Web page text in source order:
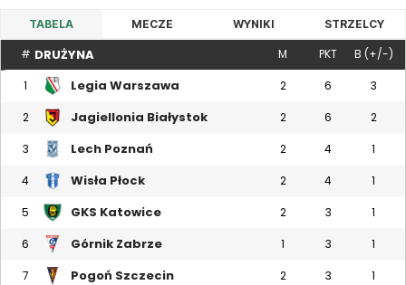
TABELA MECZE WYNIKI STRZELCY
# DRUŻYNA M PKT B (+/-)
1 Legia Warszawa 2 6 3
2 Jagiellonia Białystok 2 6 2
3 Lech Poznań 2 4 1
4 Wisła Płock 2 4 1
5 GKS Katowice 2 3 1
6 Górnik Zabrze 1 3 1
7 Pogoń Szczecin 2 3 1